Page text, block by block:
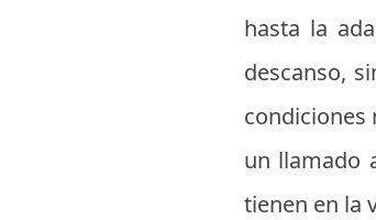
hasta la
descanso,
condiciones
un llamado
tienen en la